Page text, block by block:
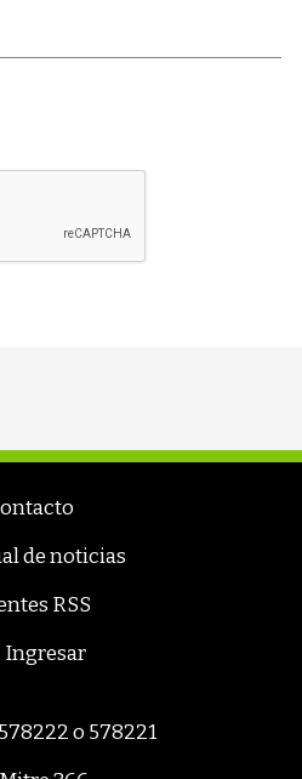
de noticias
RSS
Ingresar
o 578221